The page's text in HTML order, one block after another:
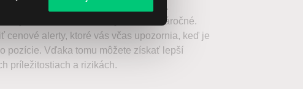
a neustále ponúka nové príležitosti.
akcií však môže byť časovo náročné.
cenové alerty, ktoré vás včas upozornia, keď je
pozície. Vďaka tomu môžete získať lepší
príležitostiach a rizikách.